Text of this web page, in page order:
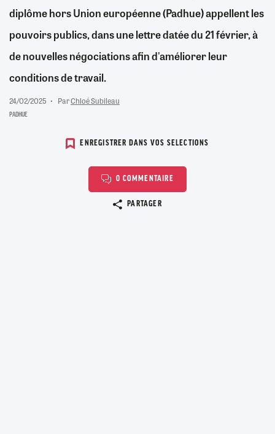
diplôme hors Union européenne (Padhue) appellent les
pouvoirs publics, dans une lettre datée du 21 février, à
de nouvelles négociations afin d'améliorer leur
conditions de travail.
24/02/2025 ParChloé Subileau
PADHUE
ENREGISTRER DANS VOS SELECTIONS
0 COMMENTAIRE
PARTAGER